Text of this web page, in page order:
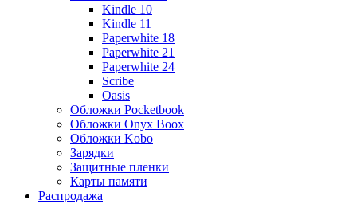
Kindle 10
Kindle 11
Paperwhite 18
Paperwhite 21
Paperwhite 24
Scribe
Oasis
Обложки Pocketbook
Обложки Onyx Boox
Обложки Kobo
Зарядки
Защитные пленки
Карты памяти
Распродажа